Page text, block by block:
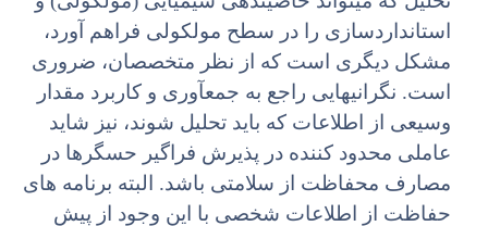
استانداردسازی را در سطح مولکولی فراهم آورد،
مشکل دیگری است که از نظر متخصصان، ضروری
است. نگرانیهایی راجع به جمعآوری و کاربرد مقدار
وسیعی از اطلاعات که باید تحلیل شوند، نیز شاید
عاملی محدود کننده در پذیرش فراگیر حسگرها در
مصارف محفاظت از سلامتی باشد. البته برنامه های
حفاظت از اطلاعات شخصی با این وجود از پیش